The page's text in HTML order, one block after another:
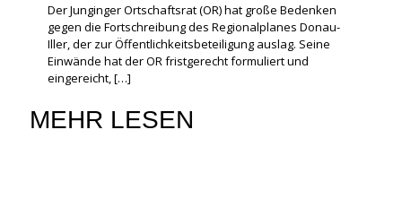
Der Junginger Ortschaftsrat (OR) hat große Bedenken
gegen die Fortschreibung des Regionalplanes Donau-
Iller, der zur Öffentlichkeitsbeteiligung auslag. Seine
Einwände hat der OR fristgerecht formuliert und
eingereicht,[…]
MEHR LESEN